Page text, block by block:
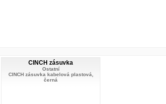
CINCH zásuvka
Ostatní
CINCH zásuvka kabelová plastová,
černá